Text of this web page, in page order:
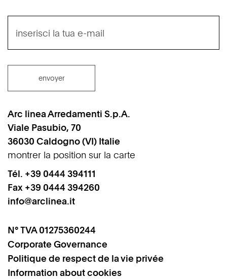
envoyer
Arc linea Arredamenti S.p.A.
Viale Pasubio, 70
36030 Caldogno(VI) Italie
montrer la position sur la carte
Tél. +39 0444 394111
Fax +39 0444 394260
info@arclinea.it
N° TVA 01275360244
Corporate Governance
Politique de respect de la vie privée
Information about cookies